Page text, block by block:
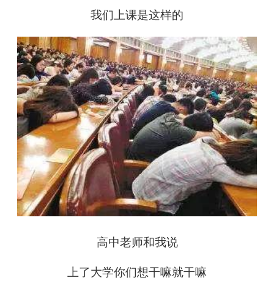
我们上课是这样的
高中老师和我说
上了大学你们想干嘛就干嘛